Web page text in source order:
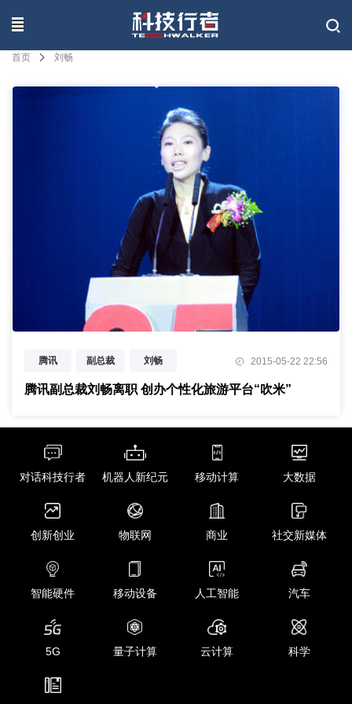
联系我们
首页 刘畅
腾讯 副总裁 刘畅
离职 旅游 吹米
2015-05-22 22:56
腾讯副总裁刘畅离职 创办个性化旅游平台“吹米”
对话科技行者 机器人新纪元 移动计算 大数据
创新创业 物联网 商业 社交新媒体
智能硬件 移动设备 人工智能 汽车
5G 量子计算 云计算 科学